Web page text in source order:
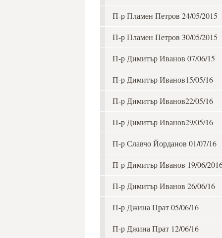
П-р Пламен Петров 24/05/2015
П-р Пламен Петров 30/05/2015
П-р Димитър Иванов 07/06/15
П-р Димитър Иванов15/05/16
П-р Димитър Иванов22/05/16
П-р Димитър Иванов29/05/16
П-р Славчо Йорданов 01/07/16
П-р Димитър Иванов 19/06/
П-р Димитър Иванов 26/06/16
П-р Джина Прат 05/06/16
П-р Джина Прат 12/06/16